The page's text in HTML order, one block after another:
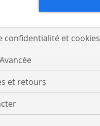
confidentialité et cookies
et retours